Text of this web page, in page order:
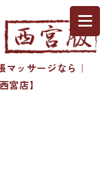
ッサージなら｜
宮店】